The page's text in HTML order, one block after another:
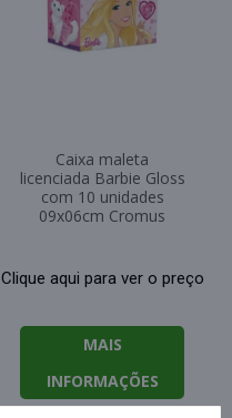
Caixa maleta
licenciada Barbie Gloss
com 10 unidades
09x06cm Cromus
Clique aqui para ver o preço
MAIS
INFORMAÇÕES